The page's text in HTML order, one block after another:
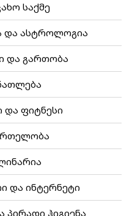
საქმე
ასტროლოგია
და გართობა
და ფიტნესი
და ინტერნეტი
პირადი ჰიგიენა